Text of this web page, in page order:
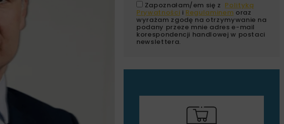
Zapoznałam/em się z Polityką
Prywatności i Regulaminem oraz
wyrażam zgodę na otrzymywanie na
podany przeze mnie adres e-mail
korespondencji handlowej w postaci
newslettera.